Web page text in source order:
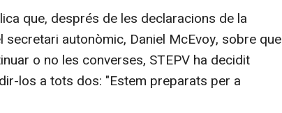
que, després de les declaracions de la
secretari autonòmic, Daniel McEvoy, sobre que
o no les converses, STEPV ha decidit
los a tots dos: "Estem preparats per a